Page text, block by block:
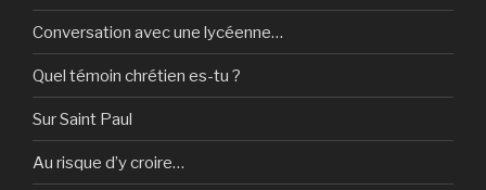
Conversation avec une lycéenne…
Quel témoin chrétien es-tu ?
Sur Saint Paul
Au risque d’y croire…